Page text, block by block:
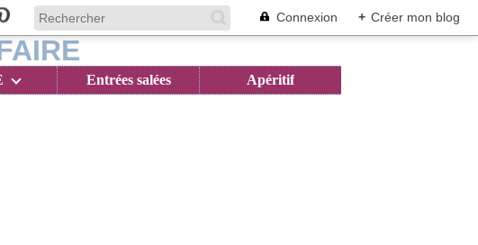
Connexion + Créer mon blog
Entrées salées Apéritif